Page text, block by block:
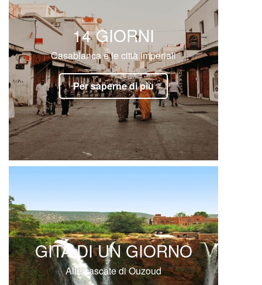
14 GIORNI
Casablanca e le città imperiali
Per saperne di più
GITA DI UN GIORNO
Alle cascate di Ouzoud